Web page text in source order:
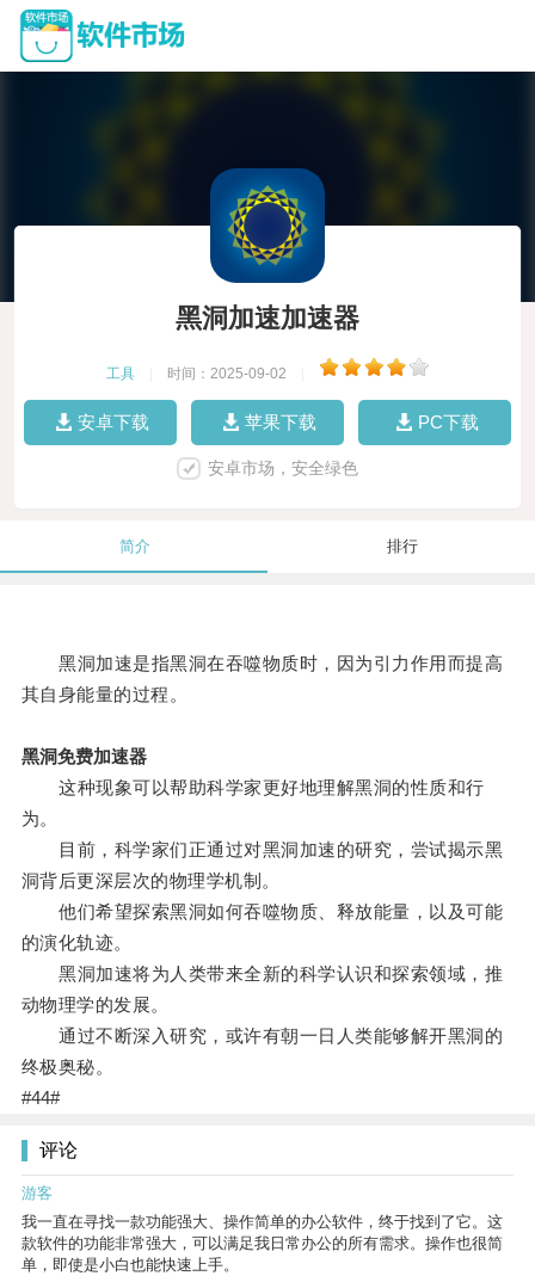
黑洞加速加速器
工具 时间：2025-09-02
安卓下载 苹果下载 PC下载
安卓市场，安全绿色
简介 排行
黑洞加速是指黑洞在吞噬物质时，因为引力作用而提高
其自身能量的过程。
黑洞免费加速器
这种现象可以帮助科学家更好地理解黑洞的性质和行
为。
目前，科学家们正通过对黑洞加速的研究，尝试揭示黑
洞背后更深层次的物理学机制。
他们希望探索黑洞如何吞噬物质、释放能量，以及可能
的演化轨迹。
黑洞加速将为人类带来全新的科学认识和探索领域，推
动物理学的发展。
通过不断深入研究，或许有朝一日人类能够解开黑洞的
终极奥秘。
#44#
评论
游客
我一直在寻找一款功能强大、操作简单的办公软件，终于找到了它。这
款软件的功能非常强大，可以满足我日常办公的所有需求。操作也很简
单，即使是小白也能快速上手。